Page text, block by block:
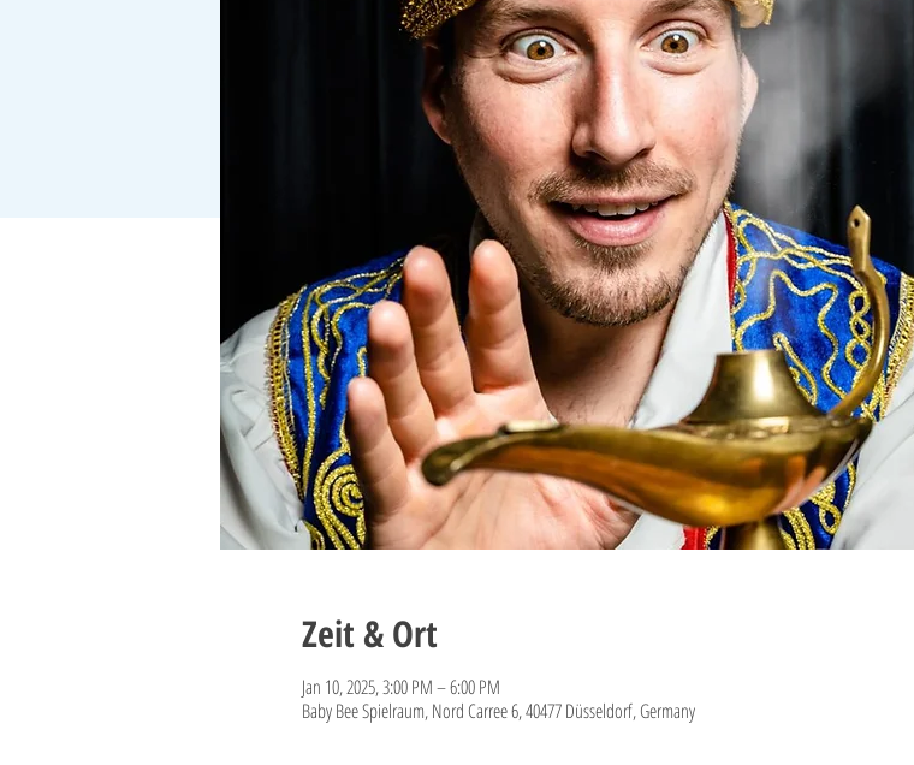
Zeit & Ort
Jan 10, 2025, 3:00 PM – 6:00 PM
Baby Bee Spielraum, Nord Carree 6, 40477 Düsseldorf, Germany